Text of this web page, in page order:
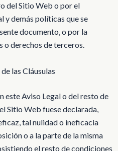
del Sitio Web o por el
y demás políticas que se
documento, o por la
o derechos de terceros.
las Cláusulas
este Aviso Legal o del resto de
Sitio Web fuese declarada,
tal nulidad o ineficacia
o a la parte de la misma
el resto de condiciones